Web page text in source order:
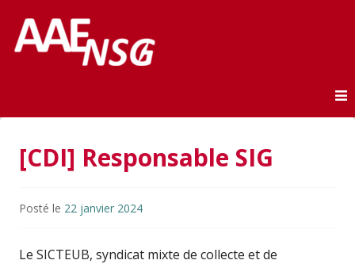
AAE-ENSG
[CDI] Responsable SIG
Posté le 22 janvier 2024
Le SICTEUB, syndicat mixte de collecte et de